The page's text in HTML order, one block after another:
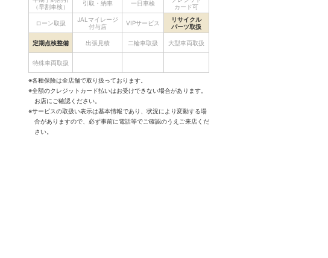
（早割車検）
引取・納車 一日車検
カード可
ローン取扱
JALマイレージ
付与店
VIPサービス
リサイクル
パーツ取扱
定期点検整備 出張見積 二輪車取扱 大型車両取扱
特殊車両取扱
※各種保険は全店舗で取り扱っております。
※全額のクレジットカード払いはお受けできない場合があります。
お店にご確認ください。
※サービスの取扱い表示は基本情報であり、状況により変動する場
合がありますので、必ず事前に電話等でご確認のうえご来店くだ
さい。